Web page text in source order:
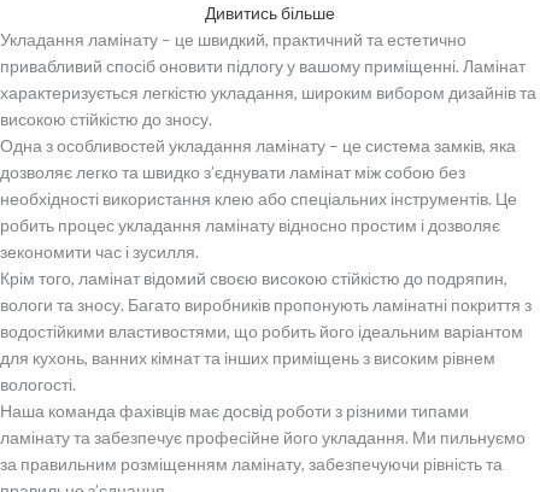
Дивитись більше
Укладання ламінату – це швидкий, практичний та естетично
привабливий спосіб оновити підлогу у вашому приміщенні. Ламінат
характеризується легкістю укладання, широким вибором дизайнів та
високою стійкістю до зносу.
Одна з особливостей укладання ламінату – це система замків, яка
дозволяє легко та швидко з’єднувати ламінат між собою без
необхідності використання клею або спеціальних інструментів. Це
робить процес укладання ламінату відносно простим і дозволяє
зекономити час і зусилля.
Крім того, ламінат відомий своєю високою стійкістю до подряпин,
вологи та зносу. Багато виробників пропонують ламінатні покриття з
водостійкими властивостями, що робить його ідеальним варіантом
для кухонь, ванних кімнат та інших приміщень з високим рівнем
вологості.
Наша команда фахівців має досвід роботи з різними типами
ламінату та забезпечує професійне його укладання. Ми пильнуємо
за правильним розміщенням ламінату, забезпечуючи рівність та